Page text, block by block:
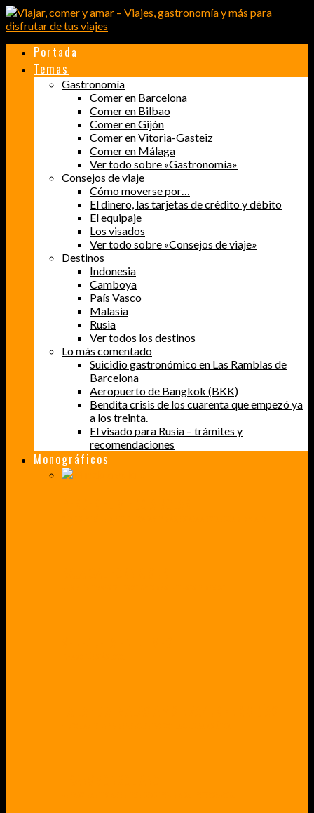
Portada
Temas
Gastronomía
Comer en Barcelona
Comer en Bilbao
Comer en Gijón
Comer en Vitoria-Gasteiz
Comer en Málaga
Ver todo sobre «Gastronomía»
Consejos de viaje
Cómo moverse por…
El dinero, las tarjetas de crédito y débito
El equipaje
Los visados
Ver todo sobre «Consejos de viaje»
Destinos
Indonesia
Camboya
País Vasco
Malasia
Rusia
Ver todos los destinos
Lo más comentado
Suicidio gastronómico en Las Ramblas de
Barcelona
Aeropuerto de Bangkok (BKK)
Bendita crisis de los cuarenta que empezó ya
a los treinta.
El visado para Rusia – trámites y
recomendaciones
Monográficos